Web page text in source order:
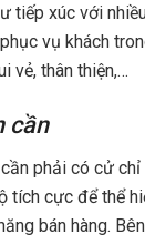
tiếp xúc với
vụ khách
vẻ, thân thiện,…
cần
phải có cử chỉ
tích cực để thể
bán hàng.